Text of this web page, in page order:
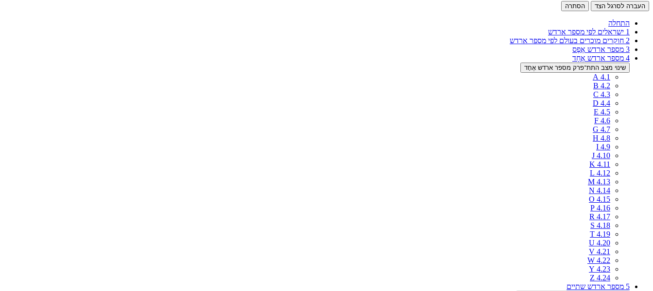
העברה לסרגל הצד הסתרה
התחלה
1 ישראלים לפי מספר ארדש
2 חוקרים מוכרים בעולם לפי מספר ארדש
3 מספר ארדש אֶפֶס
4 מספר ארדש אֶחָד
שינוי מצב התת־פרק מספר ארדש אֶחָד
4.1
A
4.2
B
4.3
C
4.4
D
4.5
E
4.6
F
4.7
G
4.8
H
4.9
I
4.10
J
4.11
K
4.12
L
4.13
M
4.14
N
4.15
O
4.16
P
4.17
R
4.18
S
4.19
T
4.20
U
4.21
V
4.22
W
4.23
Y
4.24
Z
5 מספר ארדש שתיים